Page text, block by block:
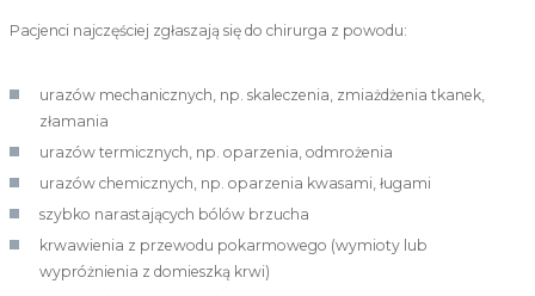
Pacjenci najczęściej zgłaszają się do chirurga z powodu:
urazów mechanicznych, np. skaleczenia, zmiażdżenia tkanek,
złamania
urazów termicznych, np. oparzenia, odmrożenia
urazów chemicznych, np. oparzenia kwasami, ługami
szybko narastających bólów brzucha
krwawienia z przewodu pokarmowego (wymioty lub
wypróżnienia z domieszką krwi)